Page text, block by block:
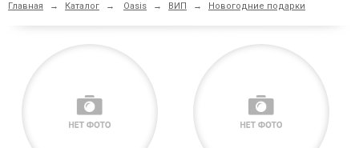
Главная → Каталог → Oasis → ВИП → Новогодние подарки